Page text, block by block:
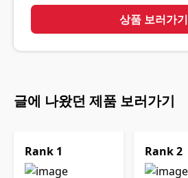
상품 보러가기
글에 나왔던 제품 보러가기
Rank 1 Rank2